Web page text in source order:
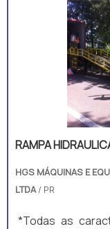
RAMPA
HGS MÁQUINAS E
LTDA / PR
*Todas as